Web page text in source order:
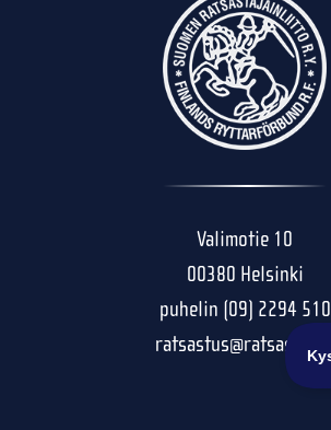
Valimotie 10
00380 Helsinki
puhelin (09) 2294 510
ratsastus@ratsastus.fi